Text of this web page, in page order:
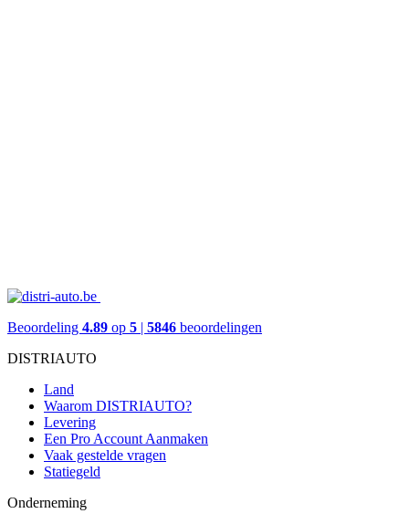
Beoordeling 4.89 op 5 | 5846 beoordelingen
DISTRIAUTO
Land
Waarom DISTRIAUTO?
Levering
Een Pro Account Aanmaken
Vaak gestelde vragen
Statiegeld
Onderneming